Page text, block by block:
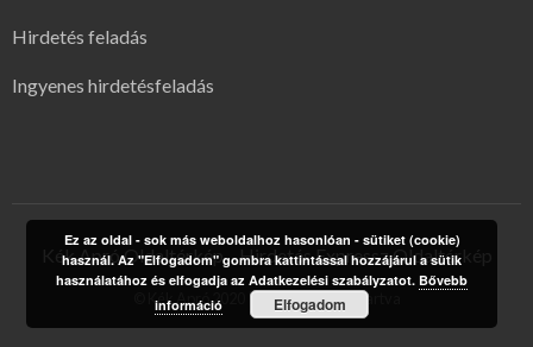
Hirdetés feladás
Ingyenes hirdetésfeladás
Kék Apró Oldaltérkép Hirdetés Expressz Oldaltérkép
© Kék Apró 2020 | Minden jog fenntartva
Ez az oldal - sok más weboldalhoz hasonlóan - sütiket (cookie)
használ. Az "Elfogadom" gombra kattintással hozzájárul a sütik
használatához és elfogadja az Adatkezelési szabályzatot.Bővebb
információ
Elfogadom